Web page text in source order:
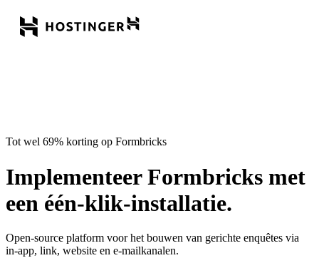
Tot wel 69% korting op Formbricks
Implementeer Formbricks met
een één-klik-installatie.
Open-source platform voor het bouwen van gerichte enquêtes via
in-app, link, website en e-mailkanalen.